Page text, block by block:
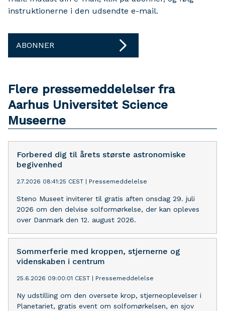
instruktionerne i den udsendte e-mail.
ABONNER
Flere pressemeddelelser fra
Aarhus Universitet Science
Museerne
Forbered dig til årets største astronomiske
begivenhed
2.7.2026 08:41:25 CEST Pressemeddelelse
Steno Museet inviterer til gratis aften onsdag 29. juli
2026 om den delvise solformørkelse, der kan opleves
over Danmark den 12. august 2026.
Sommerferie med kroppen, stjernerne og
videnskaben i centrum
25.6.2026 09:00:01 CEST Pressemeddelelse
Ny udstilling om den oversete krop, stjerneoplevelser i
Planetariet, gratis event om solfomørkelsen, en sjov